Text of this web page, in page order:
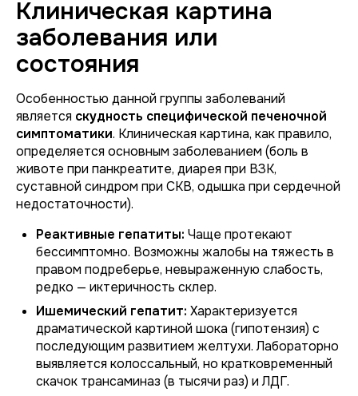
Клиническая картина
заболевания или
состояния
Особенностью данной группы заболеваний
является скудность специфической печеночной
симптоматики. Клиническая картина, как правило,
определяется основным заболеванием (боль в
животе при панкреатите, диарея при ВЗК,
суставной синдром при СКВ, одышка при сердечной
недостаточности).
Реактивные гепатиты: Чаще протекают
бессимптомно. Возможны жалобы на тяжесть в
правом подреберье, невыраженную слабость,
редко — иктеричность склер.
Ишемический гепатит: Характеризуется
драматической картиной шока (гипотензия) с
последующим развитием желтухи. Лабораторно
выявляется колоссальный, но кратковременный
скачок трансаминаз (в тысячи раз) и ЛДГ.